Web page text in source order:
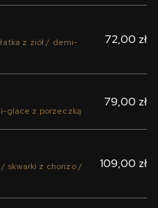
z ziół / demi-
72,00 zł
glace z porzeczką
79,00 zł
skwarki z chorizo /
109,00 zł